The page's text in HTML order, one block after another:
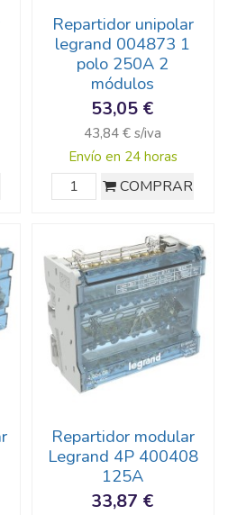
Repartidor unipolar
legrand 004873 1
polo 250A 2
módulos
53,05 €
43,84 € s/iva
Envío en 24 horas
COMPRAR
Repartidor modular
Legrand 4P 400408
125A
33,87 €